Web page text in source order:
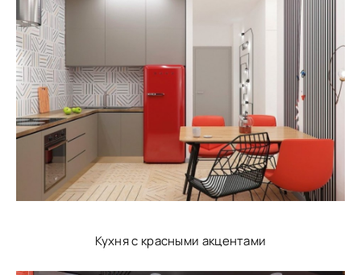
Кухня с красными акцентами